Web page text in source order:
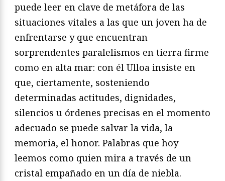
puede leer en clave de metáfora de las
situaciones vitales a las que un joven ha de
enfrentarse y que encuentran
sorprendentes paralelismos en tierra firme
como en alta mar: con él Ulloa insiste en
que, ciertamente, sosteniendo
determinadas actitudes, dignidades,
silencios u órdenes precisas en el momento
adecuado se puede salvar la vida, la
memoria, el honor. Palabras que hoy
leemos como quien mira a través de un
cristal empañado en un día de niebla.